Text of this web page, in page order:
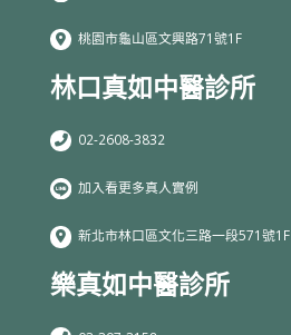
桃園市龜山區文興路71號1F
林口真如中醫診所
02-2608-3832
加入看更多真人實例
新北市林口區文化三路一段571號1F
樂真如中醫診所